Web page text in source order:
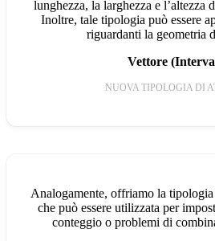
lunghezza, la larghezza e l’altezza
Inoltre, tale tipologia può essere
riguardanti la geometria
Vettore
NUOVA TIPOLOGIA DI
Analogamente, offriamo la tipologia
che può essere utilizzata per
conteggio o problemi di